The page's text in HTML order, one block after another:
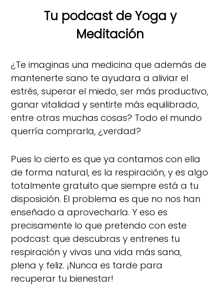
Tu podcast de Yoga y
Meditación
¿Te imaginas una medicina que además de
mantenerte sano te ayudara a aliviar el
estrés, superar el miedo, ser más productivo,
ganar vitalidad y sentirte más equilibrado,
entre otras muchas cosas? Todo el mundo
querría comprarla, ¿verdad?
Pues lo cierto es que ya contamos con ella
de forma natural, es la respiración, y es algo
totalmente gratuito que siempre está a tu
disposición. El problema es que no nos han
enseñado a aprovecharla. Y eso es
precisamente lo que pretendo con este
podcast: que descubras y entrenes tu
respiración y vivas una vida más sana,
plena y feliz. ¡Nunca es tarde para
recuperar tu bienestar!